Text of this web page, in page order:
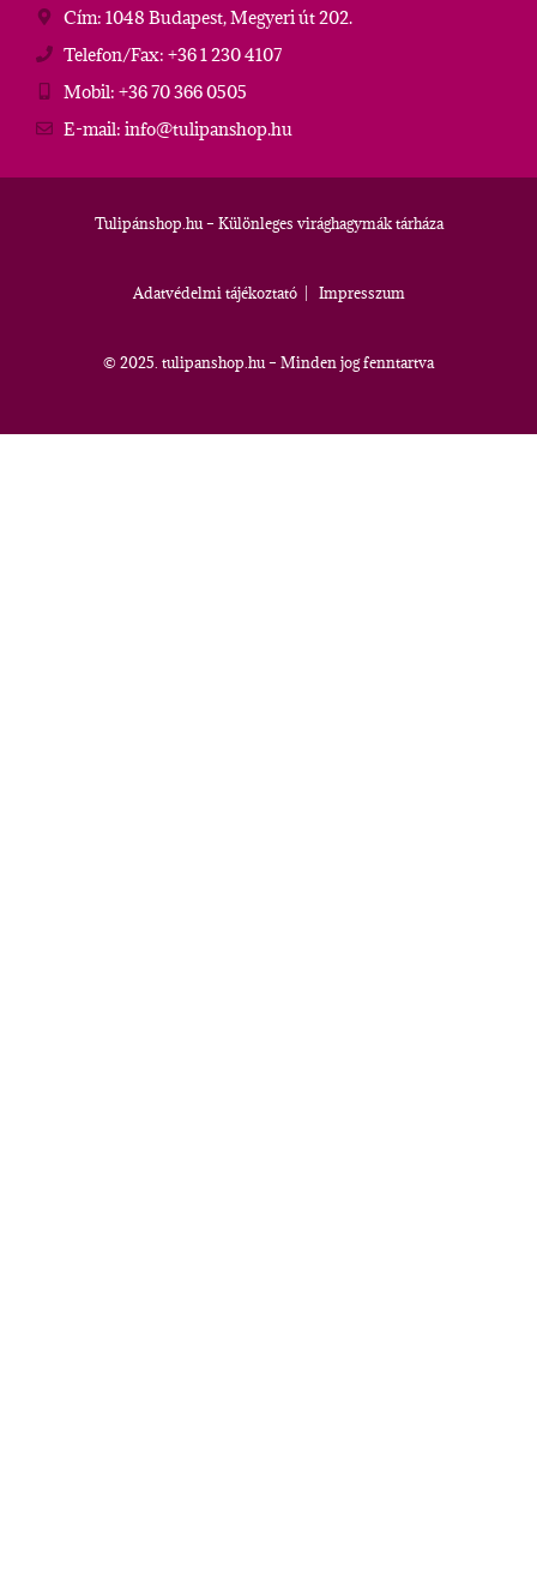
Cím: 1048 Budapest, Megyeri út 202.
Telefon/Fax: +36 1 230 4107
Mobil: +36 70 366 0505
E-mail: info@tulipanshop.hu
Tulipánshop.hu – Különleges virághagymák tárháza
Adatvédelmi tájékoztató| Impresszum
© 2025. tulipanshop.hu – Minden jog fenntartva